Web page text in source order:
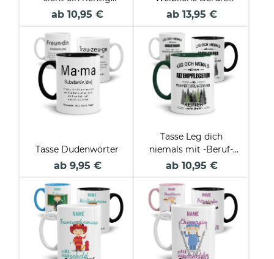
cooler -BERUF- aus
ab 10,95 €
Tasse - mit Name
ab 13,95 €
Tasse Dudenwörter
ab 9,95 €
Tasse Leg dich
niemals mit -Beruf-
an
ab 10,95 €